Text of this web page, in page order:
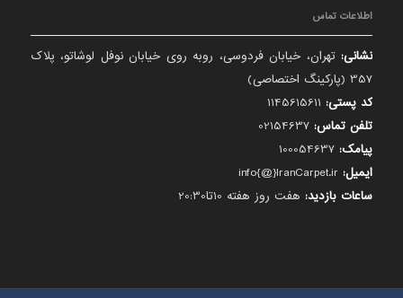
اطلاعات تماس
نشانی: تهران، خیابان فردوسی، روبه روی خیابان نوفل لوشاتو، پلاک
357 (پارکینگ اختصاصی)
کد پستی:
تلفن تماس:
پیامک:
ایمیل:
ساعات بازدید: هفت روز هفته 10تا20:30